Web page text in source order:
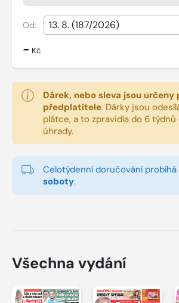
Od:
- Kč
Dárek, nebo sleva jsou určeny
předplatitele. Dárky jsou
plátce, a to zpravidla do 6
úhrady.
Celotýdenní doručování probíhá
soboty.
Všechna vydání